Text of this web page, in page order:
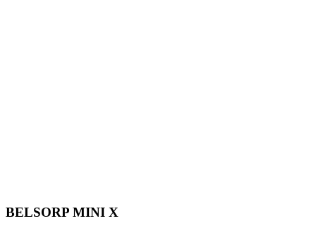
BELSORP MINI X